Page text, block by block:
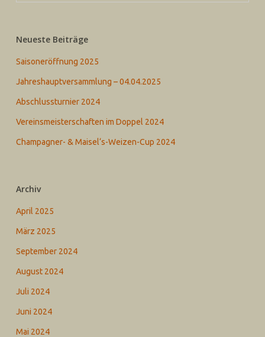
Neueste Beiträge
Saisoneröffnung 2025
Jahreshauptversammlung – 04.04.2025
Abschlussturnier 2024
Vereinsmeisterschaften im Doppel 2024
Champagner- & Maisel‘s-Weizen-Cup 2024
Archiv
April 2025
März 2025
September 2024
August 2024
Juli 2024
Juni 2024
Mai 2024